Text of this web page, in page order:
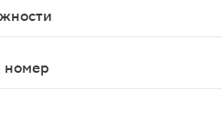
номер